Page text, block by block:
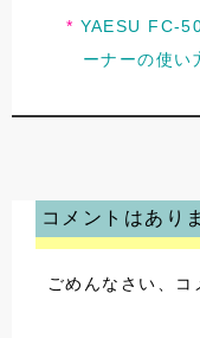
YAESU FC-
ーナーの使い
コメントはあり
ごめんなさい、コ